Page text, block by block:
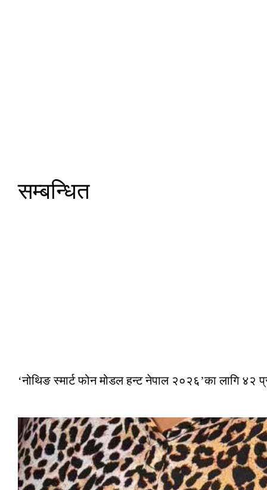
सम्बन्धित
‘नोथिङ स्मार्ट फोन मोडल हन्ट नेपाल २०२६’का लागि ४२